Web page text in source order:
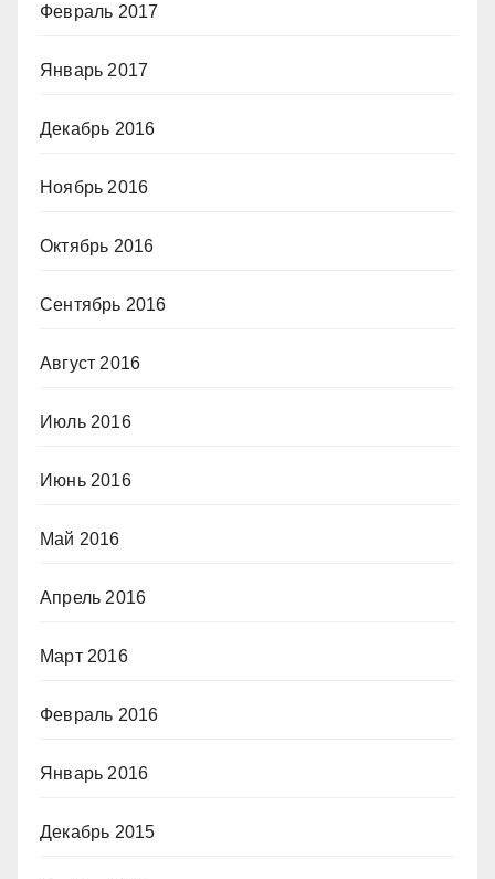
Февраль 2017
Январь 2017
Декабрь 2016
Ноябрь 2016
Октябрь 2016
Сентябрь 2016
Август 2016
Июль 2016
Июнь 2016
Май 2016
Апрель 2016
Март 2016
Февраль 2016
Январь 2016
Декабрь 2015